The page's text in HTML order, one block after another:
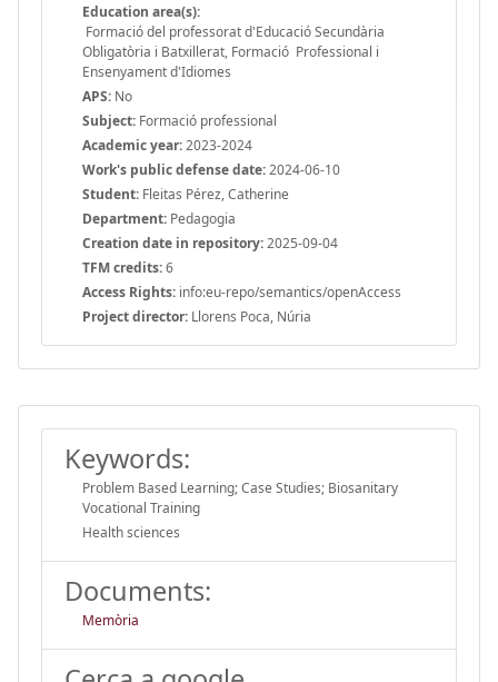
Education area(s):
Formació del professorat d'Educació Secundària
Obligatòria i Batxillerat, Formació Professional i
Ensenyament d'Idiomes
APS: No
Subject: Formació professional
Academic year:2023-2024
Work's public defense date:2024-06-10
Student: Fleitas Pérez, Catherine
Department: Pedagogia
Creation date in repository:2025-09-04
TFM credits:6
Access Rights: info:eu-repo/semantics/openAccess
Project director: Llorens Poca, Núria
Keywords:
Problem Based Learning; Case Studies; Biosanitary
Vocational Training
Health sciences
Documents:
Memòria